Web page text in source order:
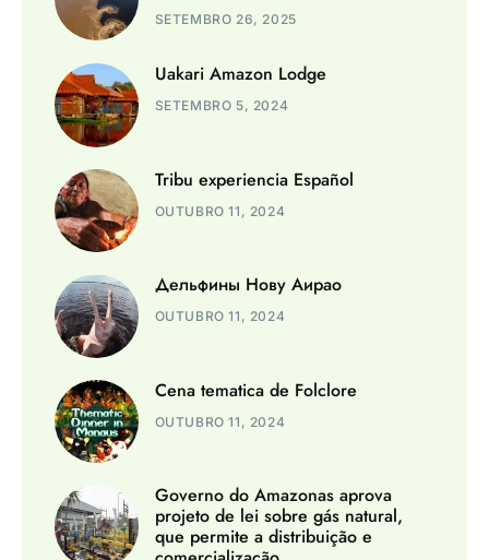
SETEMBRO 26, 2025
Uakari Amazon Lodge
SETEMBRO 5, 2024
Tribu experiencia Español
OUTUBRO 11, 2024
Дельфины Нову Аирао
OUTUBRO 11, 2024
Cena tematica de Folclore
OUTUBRO 11, 2024
Governo do Amazonas aprova
projeto de lei sobre gás natural,
que permite a distribuição e